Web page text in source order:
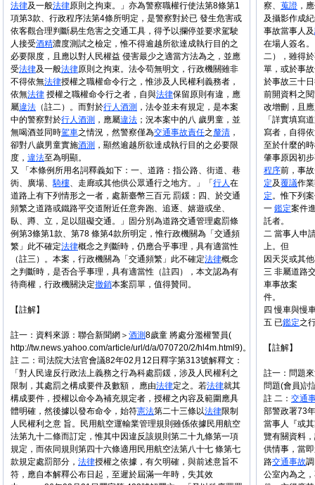
法律及一般法律原則之拘束。」亦為警察職權行使法第8條第1
項第3款、行政程序法第4條所明定，是警察對於已 發生危害或
依客觀合理判斷易生危害之交通工具，得予以攔停並要求駕駛
人接受酒精濃度測試之檢定，惟不得逾越所欲達成執行目的之
必要限度，且應以對人民權益 侵害最少之適當方法為之，並應
受法律及一般法律原則之拘束。法令苟無明文，行政機關雖非
不得依無法律授權之職權命令行之，惟涉及人民權利義務者，
依無法律 授權之職權命令行之者，自與法律保留原則有違，應
屬違法 （註二）。而對於行人酒測 ，法令並未有規定，是本案
中的警察對於行人酒測 ，應屬違法 ；況本案中的八 歲男童，並
無喝酒並同時駕車之情況，然警察僅為交通事故責任之 釐清 ，
卻對八歲男童實施酒測 ，顯然逾越所欲達成執行目的之必要限
度， 違法至為明顯。
又 「本條例所用名詞釋義如下：一、道路：指公路、街道、巷
衖、廣場、騎樓、走廊或其他供公眾通行之地方。」「 行人在
道路上有下列情形之一者，處新臺幣三百元 罰鍰：四、於交通
頻繁之道路或鐵路平交道附近任意奔跑、追逐、嬉遊或坐、
臥、蹲、立，足以阻礙交通。」固分別為道路交通管理處罰條
例第3條第1款、第78 條第4款所明定，惟行政機關為「交通頻
繁」此不確定法律概念之判斷時，仍應合乎事理，具有適當性
（註三）。本案，行政機關為「交通頻繁」此不確定法律概念
之判斷時，是否合乎事理，具有適當性（註四），本文認為有
待商權，行政機關決定撤銷本案罰單，值得贊同。
【註解】
註一：資料來源：聯合新聞網＞ 酒測8歲童 將處分濫權警員(
http://tw.news.yahoo.com/article/url/d/a/070720/2/hl4m.html9)。
註 二：司法院大法官會議82年02月12日釋字第313號解釋文：
「對人民違反行政法上義務之行為科處罰鍰，涉及人民權利之
限制，其處罰之構成要件及數額， 應由法律定之。若法律就其
構成要件，授權以命令為補充規定者，授權之內容及範圍應具
體明確，然後據以發布命令，始符憲法第二十三條以法律限制
人民權利之意 旨。民用航空運輸業管理規則雖係依據民用航空
法第九十二條而訂定，惟其中因違反該規則第二十九條第一項
規定，而依同規則第四十六條適用民用航空法第八十七 條第七
款規定處罰部分， 法律授權之依據，有欠明確，與前述意旨不
符，應自本解釋公布日起，至遲於屆滿一年時，失其效
察、 蒐證 ，
及攝影作成
事故當事人及
在場人簽名
二），雖得
單，或於事
於事故三十
前開資料之
改增刪，且
「詳實填寫
寫者，自得
至於什麼的
肇事原因初
程序前，事
定及覆議作
定。惟下列
一 鑑定案件
託者。
二 當事人申
上。但
因天災或其
三 非屬道路
車事故案
件。
四 慢車與慢
五 已鑑定之
【註解】
註一：問題
問題(會員)討
註 二： 交通
部警政署73
當事人『或
覽有關資料
供情事，當
路交通事故
公室內為之